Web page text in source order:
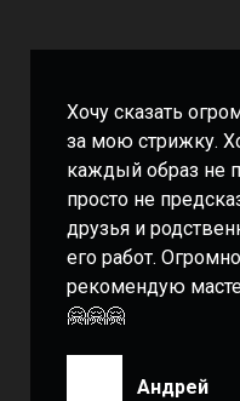
Хочу сказать
за мою стрижку.
каждый образ не
просто не
друзья и
его работ.
рекомендую
🤗🤗🤗
Андрей